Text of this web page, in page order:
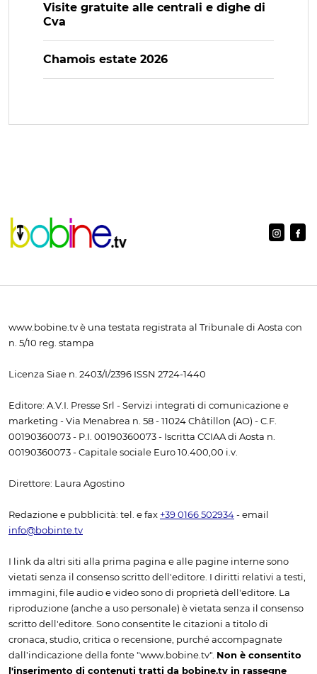
Visite gratuite alle centrali e dighe di
Cva
Chamois estate 2026
www.bobine.tv è una testata registrata al Tribunale di Aosta con
n. 5/10 reg. stampa
Licenza Siae n. 2403/I/2396 ISSN 2724-1440
Editore: A.V.I. Presse Srl - Servizi integrati di comunicazione e
marketing - Via Menabrea n. 58 - 11024 Châtillon (AO) - C.F.
00190360073 - P.I. 00190360073 - Iscritta CCIAA di Aosta n.
00190360073 - Capitale sociale Euro 10.400,00 i.v.
Direttore: Laura Agostino
Redazione e pubblicità: tel. e fax +39 0166 502934 - email
info@bobinte.tv
I link da altri siti alla prima pagina e alle pagine interne sono
vietati senza il consenso scritto dell'editore. I diritti relativi a testi,
immagini, file audio e video sono di proprietà dell'editore. La
riproduzione (anche a uso personale) è vietata senza il consenso
scritto dell'editore. Sono consentite le citazioni a titolo di
cronaca, studio, critica o recensione, purché accompagnate
dall'indicazione della fonte "www.bobine.tv". Non è consentito
l'inserimento di contenuti tratti da bobine.tv in rassegne